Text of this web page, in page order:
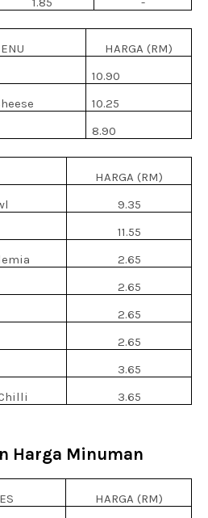
HARGA (RM)
10.90
10.25
8.90
HARGA (RM)
9.35
11.55
2.65
2.65
2.65
2.65
3.65
3.65
Harga Minuman
HARGA (RM)